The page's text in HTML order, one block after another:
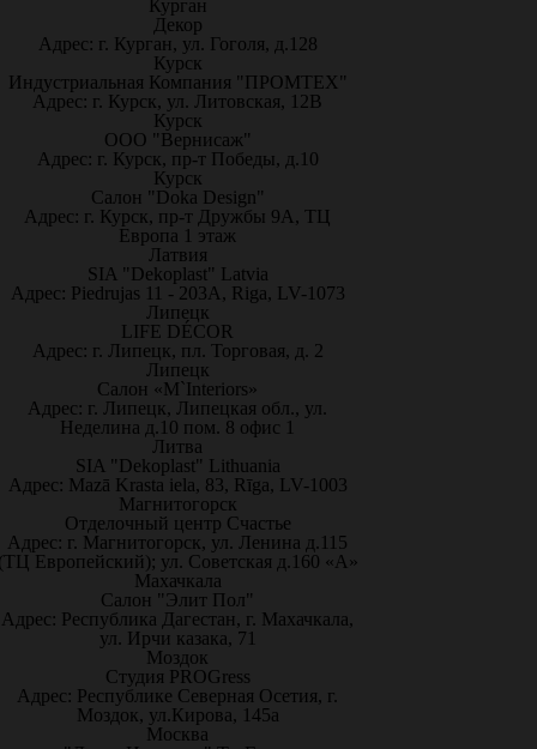
Курган
Декор
Адрес: г. Курган, ул. Гоголя, д.128
Курск
Индустриальная Компания "ПРОМТЕХ"
Адрес: г. Курск, ул. Литовская, 12В
Курск
ООО "Вернисаж"
Адрес: г. Курск, пр-т Победы, д.10
Курск
Салон "Doka Design"
Адрес: г. Курск, пр-т Дружбы 9А, ТЦ
Европа 1 этаж
Латвия
SIA "Dekoplast" Latvia
Адрес: Piedrujas 11 - 203A, Riga, LV-1073
Липецк
LIFE DÉCOR
Адрес: г. Липецк, пл. Торговая, д. 2
Липецк
Салон «M`Interiors»
Адрес: г. Липецк, Липецкая обл., ул.
Неделина д.10 пом. 8 офис 1
Литва
SIA "Dekoplast" Lithuania
Адрес: Mazā Krasta iela, 83, Rīga, LV-1003
Магнитогорск
Отделочный центр Счастье
Адрес: г. Магнитогорск, ул. Ленина д.115
Европейский); ул. Советская д.160 «А»
Махачкала
Салон "Элит Пол"
Адрес: Республика Дагестан, г. Махачкала,
ул. Ирчи казака, 71
Моздок
Студия PROGress
Адрес: Республике Северная Осетия, г.
Моздок, ул.Кирова, 145а
Москва